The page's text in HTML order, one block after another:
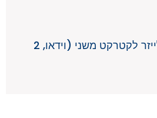
קפסולוטומי- טיפול לייזר לקטרקט משני (וידאו, 2